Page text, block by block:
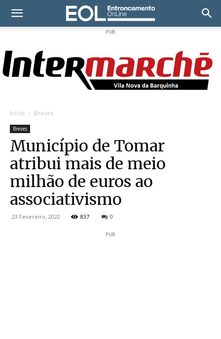
PUB
Início Breves
Breves
Município de Tomar
atribui mais de meio
milhão de euros ao
associativismo
23 Fevereiro, 2022 837 0
PUB